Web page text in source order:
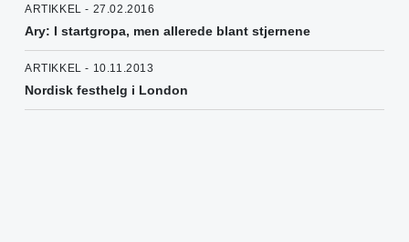
ARTIKKEL - 27.02.2016
Ary: I startgropa, men allerede blant stjernene
ARTIKKEL - 10.11.2013
Nordisk festhelg i London